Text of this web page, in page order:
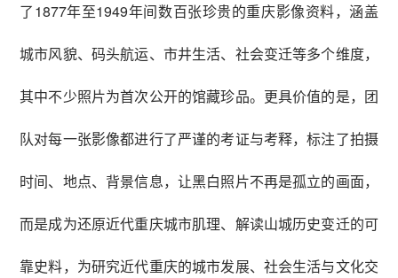
了1877年至1949年间数百张珍贵的重庆影像资料，涵盖
城市风貌、码头航运、市井生活、社会变迁等多个维度，
其中不少照片为首次公开的馆藏珍品。更具价值的是，团
队对每一张影像都进行了严谨的考证与考释，标注了拍摄
时间、地点、背景信息，让黑白照片不再是孤立的画面，
而是成为还原近代重庆城市肌理、解读山城历史变迁的可
靠史料，为研究近代重庆的城市发展、社会生活与文化交